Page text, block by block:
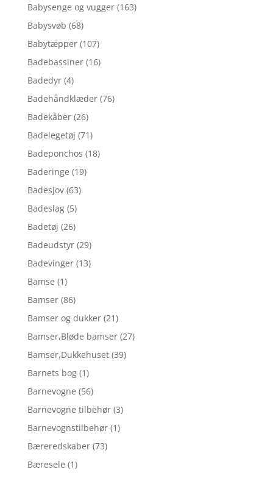
Babysenge og vugger (163)
Babysvøb (68)
Babytæpper (107)
Badebassiner (16)
Badedyr (4)
Badehåndklæder (76)
Badekåber (26)
Badelegetøj (71)
Badeponchos (18)
Baderinge (19)
Badesjov (63)
Badeslag (5)
Badetøj (26)
Badeudstyr (29)
Badevinger (13)
Bamse (1)
Bamser (86)
Bamser og dukker (21)
Bamser,Bløde bamser (27)
Bamser,Dukkehuset (39)
Barnets bog (1)
Barnevogne (56)
Barnevogne tilbehør (3)
Barnevognstilbehør (1)
Bæreredskaber (73)
Bæresele (1)